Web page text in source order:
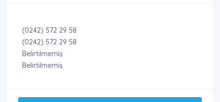
(0242) 572 29 58
(0242) 572 29 58
Belirtilmemiş
Belirtilmemiş